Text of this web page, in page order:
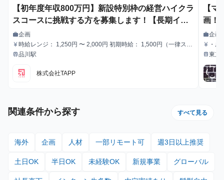
【初年度年収800万円】新設特別枠の経営ハイクラ
スコースに挑戦する方を募集します！【長期イン
ターン】
職種
work企画
給与
currency_yen時給レンジ： 1,250円 〜 2,000円 初期時給： 1,500円（一律スタ
ート） 改定タイミング： 3ヶ月ごとの契約更新時 評価基準： 以
ロジック(詳細はシートに記載） S評価： 期待を大きく上回り、
社員と同等のバリューを発揮。 A評価： 期待通り。安定して高品
レベルに達していない場合に適用します。
最寄駅
train品川駅
株式会社TAPP
【
画！
エイ
職種
work企画
給与
currency_yen ・
験、
最寄駅
train東京
関連条件から探す すべて見る
海外 企画 人材 一部リモート可 週3日以上推奨
土日OK 半日OK 未経験OK 新規事業 グローバル